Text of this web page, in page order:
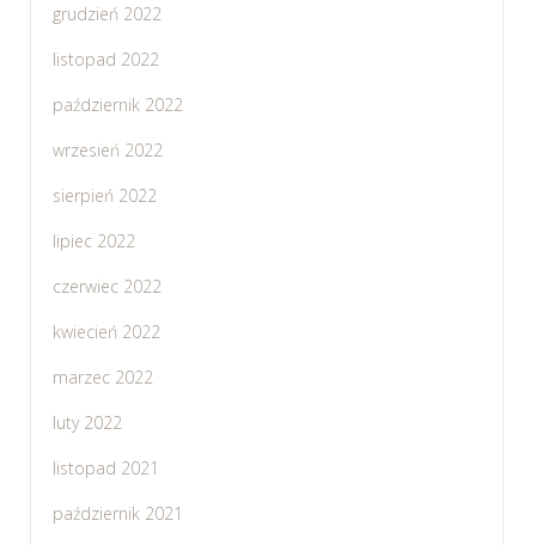
grudzień 2022
listopad 2022
październik 2022
wrzesień 2022
sierpień 2022
lipiec 2022
czerwiec 2022
kwiecień 2022
marzec 2022
luty 2022
listopad 2021
październik 2021